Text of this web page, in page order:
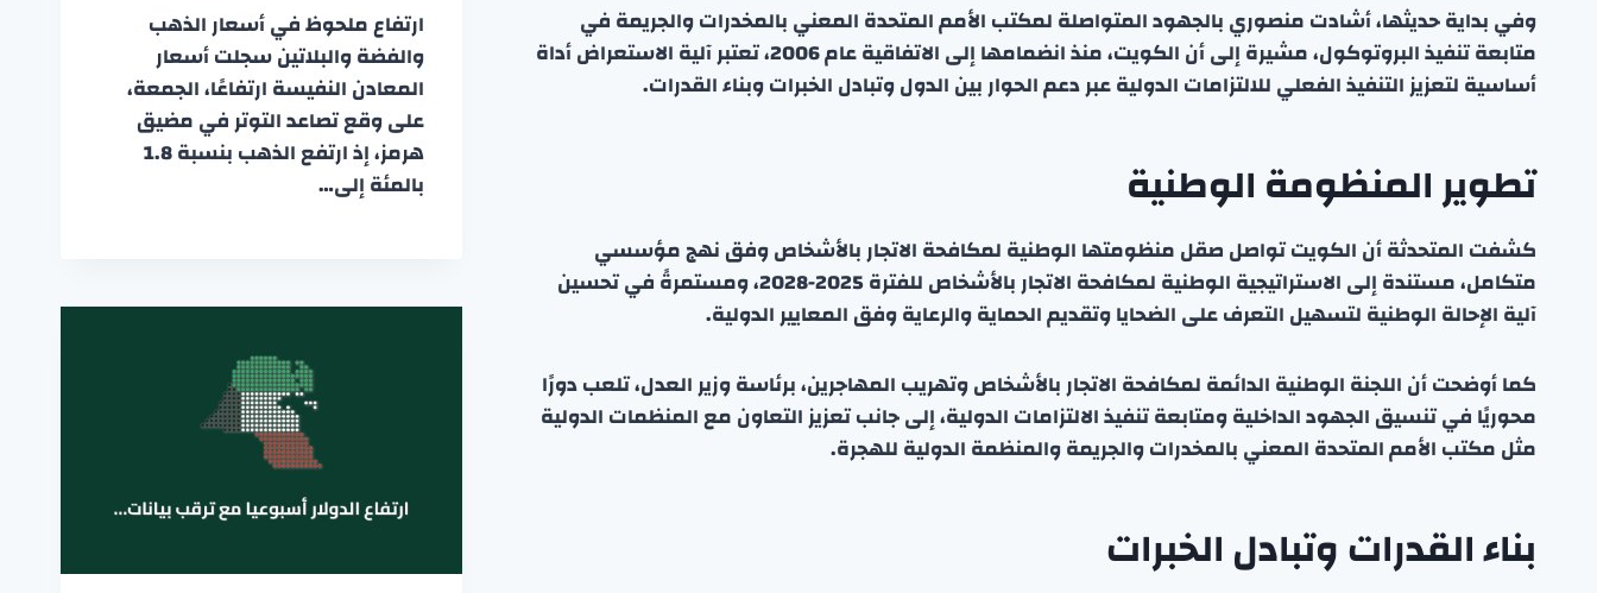
وفي بداية حديثها، أشادت منصوري بالجهود المتواصلة لمكتب الأمم المتحدة المعني بالمخدرات والجريمة في
متابعة تنفيذ البروتوكول، مشيرة إلى أن الكويت، منذ انضمامها إلى الاتفاقية عام 2006، تعتبر آلية الاستعراض أداة
أساسية لتعزيز التنفيذ الفعلي للالتزامات الدولية عبر دعم الحوار بين الدول وتبادل الخبرات وبناء القدرات.
تطوير المنظومة الوطنية
كشفت المتحدثة أن الكويت تواصل صقل منظومتها الوطنية لمكافحة الاتجار بالأشخاص وفق نهج مؤسسي
متكامل، مستندة إلى الاستراتيجية الوطنية لمكافحة الاتجار بالأشخاص للفترة 2025-2028، ومستمرةً في تحسين
آلية الإحالة الوطنية لتسهيل التعرف على الضحايا وتقديم الحماية والرعاية وفق المعايير الدولية.
كما أوضحت أن اللجنة الوطنية الدائمة لمكافحة الاتجار بالأشخاص وتهريب المهاجرين، برئاسة وزير العدل، تلعب دورًا
محوريًا في تنسيق الجهود الداخلية ومتابعة تنفيذ الالتزامات الدولية، إلى جانب تعزيز التعاون مع المنظمات الدولية
مثل مكتب الأمم المتحدة المعني بالمخدرات والجريمة والمنظمة الدولية للهجرة.
بناء القدرات وتبادل الخبرات
ارتفاع ملحوظ في أسعار الذهب
والفضة والبلاتين سجلت أسعار
المعادن النفيسة ارتفاعًا، الجمعة،
على وقع تصاعد التوتر في مضيق
هرمز، إذ ارتفع الذهب بنسبة 1.8
بالمئة إلى…